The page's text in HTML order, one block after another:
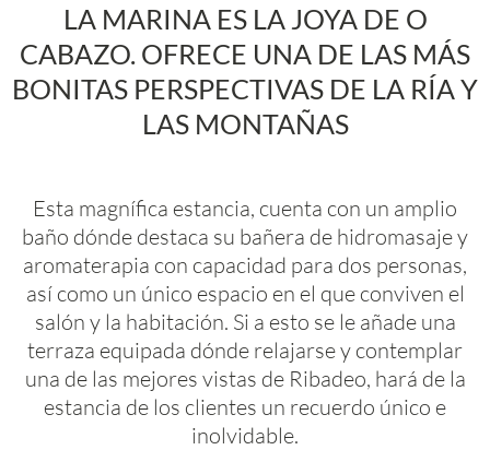
LA MARINA ES LA JOYA DE O
CABAZO. OFRECE UNA DE LAS MÁS
BONITAS PERSPECTIVAS DE LA RÍA Y
LAS MONTAÑAS
Esta magnífica estancia, cuenta con un amplio
baño dónde destaca su bañera de hidromasaje y
aromaterapia con capacidad para dos personas,
así como un único espacio en el que conviven el
salón y la habitación. Si a esto se le añade una
terraza equipada dónde relajarse y contemplar
una de las mejores vistas de Ribadeo, hará de la
estancia de los clientes un recuerdo único e
inolvidable.